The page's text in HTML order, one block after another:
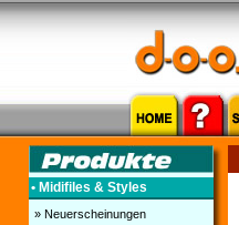
• Midifiles & Styles
» Neuerscheinungen